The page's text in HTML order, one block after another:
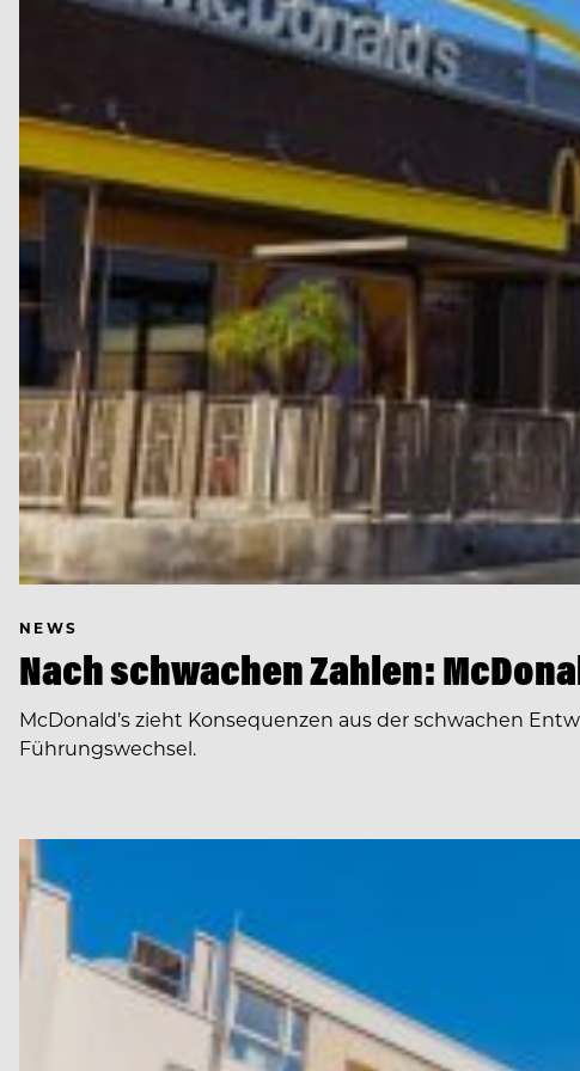
NEWS
Nach schwachen Zahlen:
McDonald’s zieht Konsequenzen aus der schwachen
Führungswechsel.